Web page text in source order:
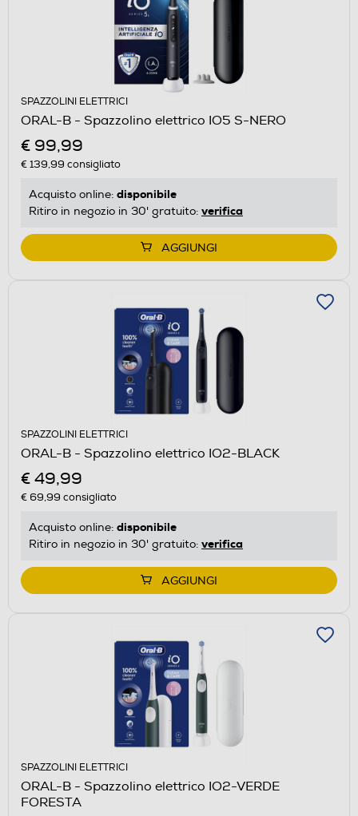
SPAZZOLINI ELETTRICI
ORAL-B - Spazzolino elettrico IO5 S-NERO
€ 99,99
€ 139,99 consigliato
Acquisto online: disponibile
Ritiro in negozio in 30' gratuito: verifica
AGGIUNGI
SPAZZOLINI ELETTRICI
ORAL-B - Spazzolino elettrico IO2-BLACK
€ 49,99
€ 69,99 consigliato
Acquisto online: disponibile
Ritiro in negozio in 30' gratuito: verifica
AGGIUNGI
SPAZZOLINI ELETTRICI
ORAL-B - Spazzolino elettrico IO2-VERDE
FORESTA